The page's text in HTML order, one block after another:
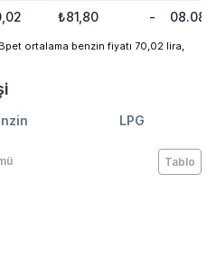
₺81,80 -
ortalama benzin fiyatı 70,02 lira,
LPG
Tablo